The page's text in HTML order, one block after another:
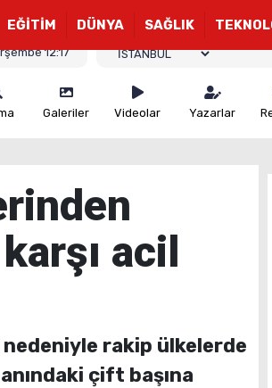
EĞİTİM DÜNYA SAĞLIK
12:17
Galeriler Videolar Yazarlar
acil
nedeniyle rakip ülkelerde
çift başına